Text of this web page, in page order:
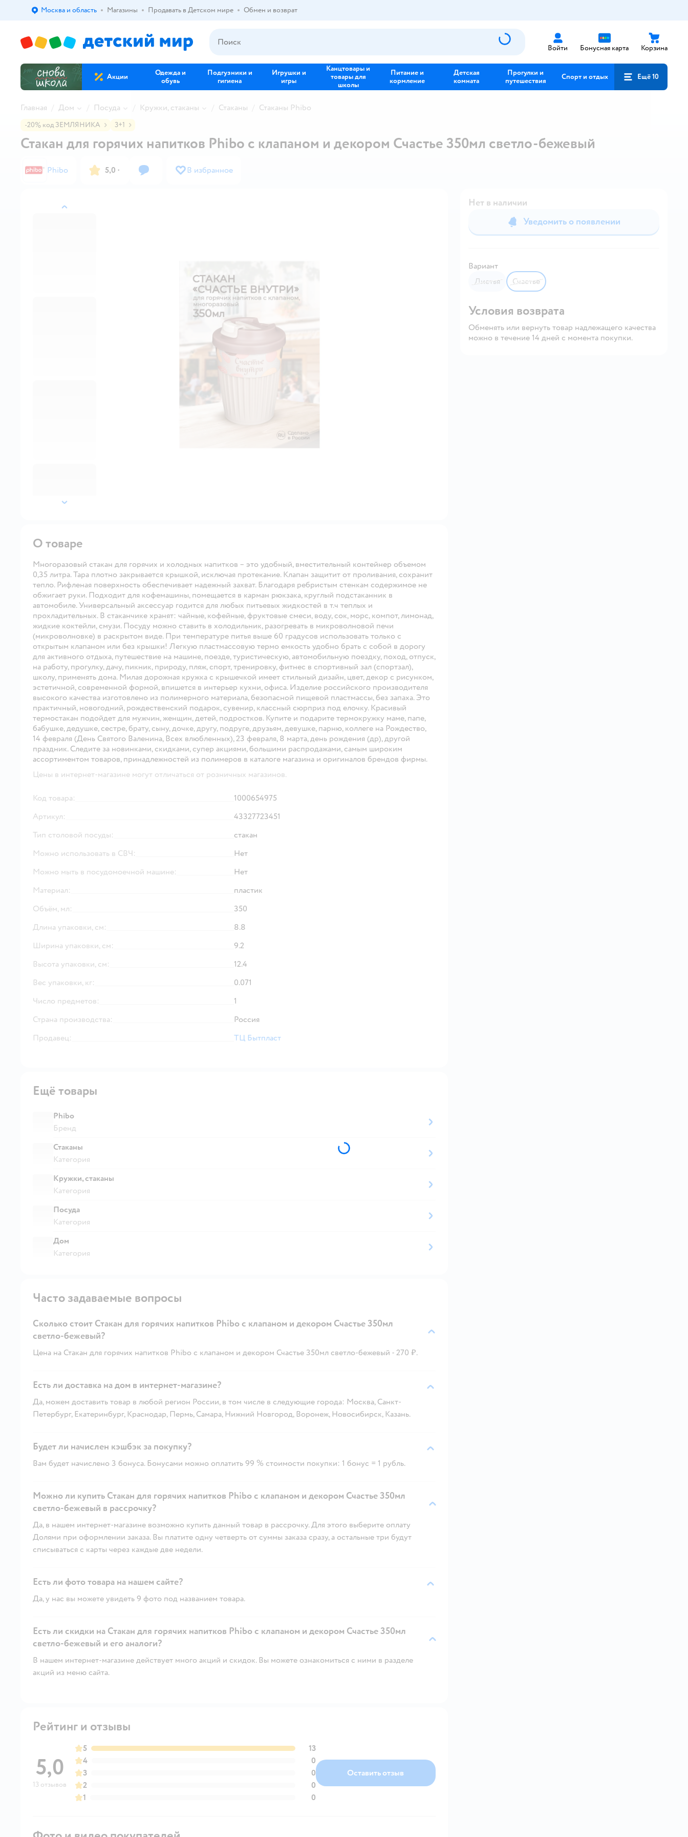
Выбор адреса доставки.
Москва и область Магазины Продавать в Детском мире Обмен и возврат
Войти Бонусная карта Корзина
Акции
Одежда и
обувь
Подгузники и
гигиена
Игрушки и
игры
Канцтовары и
товары для
школы
Питание и
кормление
Детская
комната
Прогулки и
путешествия
Спорт и отдых Ещё 10
Главная Дом Посуда Кружки, стаканы Стаканы Стаканы Phibo
назад
далее
-20% код ЗЕМЛЯНИКА 3+1
Стакан для горячих напитков Phibo с клапаном и декором Счастье 350мл светло-бежевый
Phibo 5,0 · В избранное
Нет в наличии
Уведомить о появлении
Вариант
листья
счастье
Условия возврата
Обменять или вернуть товар надлежащего качества
можно в течение 14 дней с момента покупки.
О товаре
Многоразовый стакан для горячих и холодных напитков – это удобный, вместительный контейнер объемом
0,35 литра. Тара плотно закрывается крышкой, исключая протекание. Клапан защитит от проливания, сохранит
тепло. Рифленая поверхность обеспечивает надежный захват. Благодаря ребристым стенкам содержимое не
обжигает руки. Подходит для кофемашины, помещается в карман рюкзака, круглый подстаканник в
автомобиле. Универсальный аксессуар годится для любых питьевых жидкостей в т.ч теплых и
прохладительных. В стаканчике хранят: чайные, кофейные, фруктовые смеси, воду, сок, морс, компот, лимонад,
жидкие коктейли, смузи. Посуду можно ставить в холодильник, разогревать в микроволновой печи
(микроволновке) в раскрытом виде. При температуре питья выше 60 градусов использовать только с
открытым клапаном или без крышки! Легкую пластмассовую термо емкость удобно брать с собой в дорогу
для активного отдыха, путешествие на машине, поезде, туристическую, автомобильную поездку, поход, отпуск,
на работу, прогулку, дачу, пикник, природу, пляж, спорт, тренировку, фитнес в спортивный зал (спортзал),
школу, применять дома. Милая дорожная кружка с крышечкой имеет стильный дизайн, цвет, декор с рисунком,
эстетичной, современной формой, впишется в интерьер кухни, офиса. Изделие российского производителя
высокого качества изготовлено из полимерного материала, безопасной пищевой пластмассы, без запаха. Это
практичный, новогодний, рождественский подарок, сувенир, классный сюрприз под елочку. Красивый
термостакан подойдет для мужчин, женщин, детей, подростков. Купите и подарите термокружку маме, папе,
бабушке, дедушке, сестре, брату, сыну, дочке, другу, подруге, друзьям, девушке, парню, коллеге на Рождество,
14 февраля (День Святого Валенина, Всех влюбленных), 23 февраля, 8 марта, день рождения (др), другой
праздник. Следите за новинками, скидками, супер акциями, большими распродажами, самым широким
ассортиментом товаров, принадлежностей из полимеров в каталоге магазина и оригиналов брендов фирмы.
Цены в интернет-магазине могут отличаться от розничных магазинов.
Код товара:
1000654975
Артикул:
43327723451
Тип столовой посуды:
стакан
Можно использовать в СВЧ:
Нет
Можно мыть в посудомоечной машине:
Нет
Материал:
пластик
Объём, мл:
350
Длина упаковки, см:
8.8
Ширина упаковки, см:
9.2
Высота упаковки, см:
12.4
Вес упаковки, кг:
0.071
Число предметов:
1
Страна производства:
Россия
Продавец:
ТЦ Бытпласт
Ещё товары
Phibo
Бренд
Стаканы
Категория
Кружки, стаканы
Категория
Посуда
Категория
Дом
Категория
Часто задаваемые вопросы
Сколько стоит Стакан для горячих напитков Phibo с клапаном и декором Счастье 350мл
светло-бежевый?
Цена на Стакан для горячих напитков Phibo с клапаном и декором Счастье 350мл светло-бежевый - 270 ₽.
Есть ли доставка на дом в интернет-магазине?
Да, можем доставить товар в любой регион России, в том числе в следующие города: Москва, Санкт-
Петербург, Екатеринбург, Краснодар, Пермь, Самара, Нижний Новгород, Воронеж, Новосибирск, Казань.
Будет ли начислен кэшбэк за покупку?
Вам будет начислено 3 бонуса. Бонусами можно оплатить 99 % стоимости покупки: 1 бонус = 1 рубль.
Можно ли купить Стакан для горячих напитков Phibo с клапаном и декором Счастье 350мл
светло-бежевый в рассрочку?
Да, в нашем интернет-магазине возможно купить данный товар в рассрочку. Для этого выберите оплату
Долями при оформлении заказа. Вы платите одну четверть от суммы заказа сразу, а остальные три будут
списываться с карты через каждые две недели.
Есть ли фото товара на нашем сайте?
Да, у нас вы можете увидеть 9 фото под названием товара.
Есть ли скидки на Стакан для горячих напитков Phibo с клапаном и декором Счастье 350мл
светло-бежевый и его аналоги?
В нашем интернет-магазине действует много акций и скидок. Вы можете ознакомиться с ними в разделе
акций из меню сайта.
Рейтинг и отзывы
5,0
13 отзывов
5
13
4
0
3
0
2
0
1
0
Оставить отзыв